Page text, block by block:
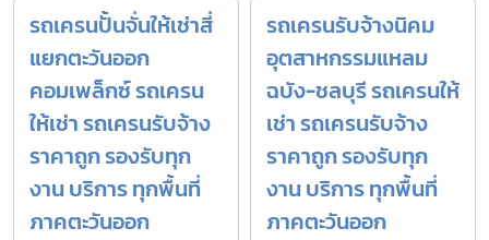
รถเครนปั้นจั่นให้เช่าสี่
แยกตะวันออก
คอมเพล็กซ์ รถเครน
ให้เช่า รถเครนรับจ้าง
ราคาถูก รองรับทุก
งาน บริการ ทุกพื้นที่
ภาคตะวันออก
รถเครนรับจ้างนิคม
อุตสาหกรรมแหลม
ฉบัง-ชลบุรี รถเครนให้
เช่า รถเครนรับจ้าง
ราคาถูก รองรับทุก
งาน บริการ ทุกพื้นที่
ภาคตะวันออก